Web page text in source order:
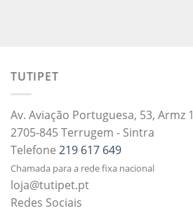
TUTIPET
Av. Aviação Portuguesa, 53, Armz 1
2705-845 Terrugem - Sintra
Telefone 219 617 649
Chamada para a rede fixa nacional
loja@tutipet.pt
Redes Sociais